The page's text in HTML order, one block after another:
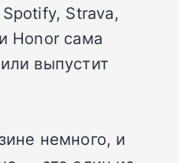
Strava,
Honor сама
выпустит
немного, и